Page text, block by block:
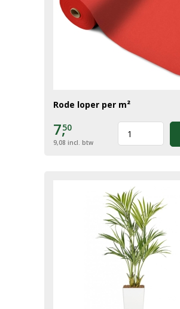
Rode loper per m²
7,50
9,08 incl. btw